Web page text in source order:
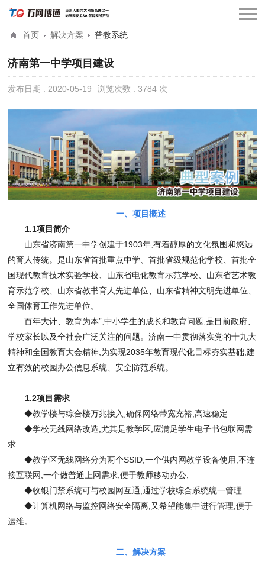
首页 解决方案 普教系统
济南第一中学项目建设
发布日期 : 2020-05-19 浏览次数 : 3784 次
一、项目概述
1.1项目简介
山东省济南第一中学创建于1903年 ,有着醇厚的文化氛围和悠远
的育人传统。是山东省首批重点中学、首批省级规范化学校、首批全
国现代教育技术实验学校、山东省电化教育示范学校、山东省艺术教
育示范学校、山东省教书育人先进单位、山东省精神文明先进单位、
全国体育工作先进单位。
百年大计、教育为本” ,中小学生的成长和教育问题 ,是目前政府、
学校家长以及全社会广泛关注的问题。济南一中贯彻落实党的十九大
精神和全国教育大会精神 为实现2035年教育现代化目标夯实基础 ,建
立有效的校园办公信息系统、安全防范系统。
1.2项目需求
◆教学楼与综合楼万兆接入 ,确保网络带宽充裕 ,高速稳定
◆学校无线网络改造 ,尤其是教学区 应满足学生电子书包联网需
求
◆教学区无线网络分为两个SSID,一个供内网教学设备使用 ,不连
接互联网 ,一个做普通上网需求 ,便于教师移动办公;
◆收银门禁系统可与校园网互通 ,通过学校综合系统统一管理
◆计算机网络与监控网络安全隔离 又希望能集中进行管理 ,便于
运维。
二、解决方案